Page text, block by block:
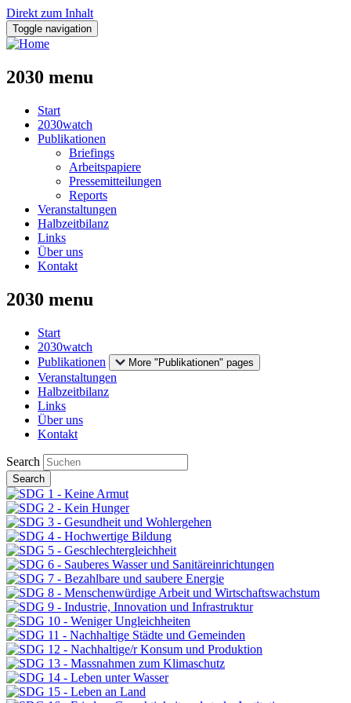
Direkt zum Inhalt
Toggle navigation
2030 menu
Start
2030watch
Publikationen
Briefings
Arbeitspapiere
Pressemitteilungen
Reports
Veranstaltungen
Halbzeitbilanz
Links
Über uns
Kontakt
2030 menu
Start
2030watch
Publikationen
More "Publikationen" pages
Veranstaltungen
Halbzeitbilanz
Links
Über uns
Kontakt
Search